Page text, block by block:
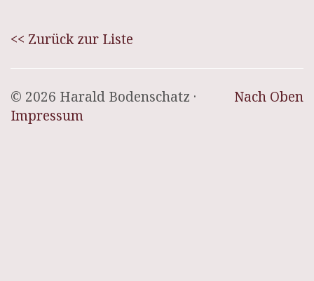
<< Zurück zur Liste
Nach Oben
© 2026 Harald Bodenschatz ·
Impressum